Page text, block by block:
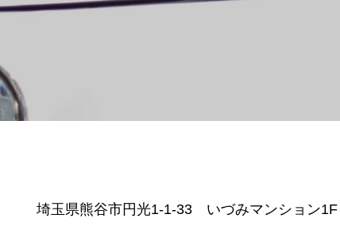
埼玉県熊谷市円光1-1-33 いづみマンション1F